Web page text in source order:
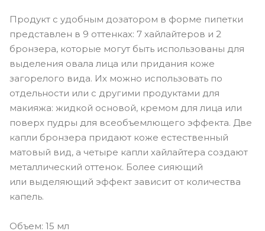
Продукт с удобным дозатором в форме пипетки
представлен в 9 оттенках: 7 хайлайтеров и 2
бронзера, которые могут быть использованы для
выделения овала лица или придания коже
загорелого вида. Их можно использовать по
отдельности или с другими продуктами для
макияжа: жидкой основой, кремом для лица или
поверх пудры для всеобъемлющего эффекта. Две
капли бронзера придают коже естественный
матовый вид, а четыре капли хайлайтера создают
металлический оттенок. Более сияющий
или выделяющий эффект зависит от количества
капель.
Объем: 15 мл